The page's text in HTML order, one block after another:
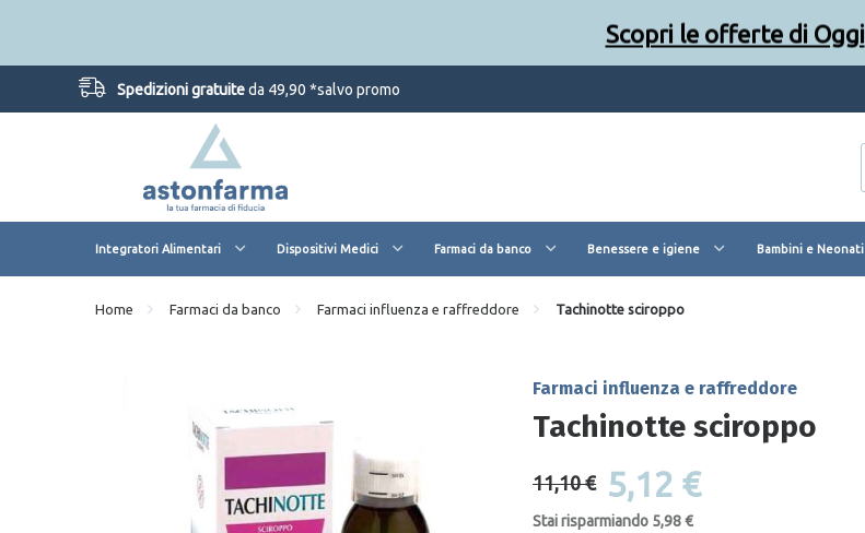
Spedizioni gratuiteda 49,90 *salvo promo
Integratori Alimentari Dispositivi Medici Farmaci da banco Benessere e igiene Bambini e Neonati
Home Farmaci da banco Farmaci influenza e raffreddore Tachinotte sciroppo
Farmaci influenza e raffreddore
Tachinotte sciroppo
11,10 € 5,12 €
Stai risparmiando 5,98 €
Scopri le offerte di Oggi